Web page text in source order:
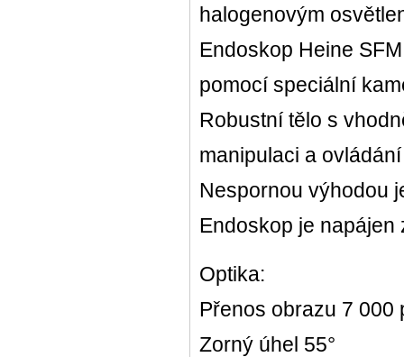
halogenovým
Endoskop Heine
pomocí speciální
Robustní tělo s
manipulaci a
Nespornou výhodou
Endoskop je
Optika:
Přenos obrazu 7 000
Zorný úhel 55°